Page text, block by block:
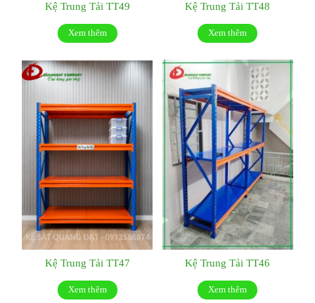
Kệ Trung Tải TT49
Xem thêm
Kệ Trung Tải TT48
Xem thêm
Kệ Trung Tải TT47
Xem thêm
Kệ Trung Tải TT46
Xem thêm